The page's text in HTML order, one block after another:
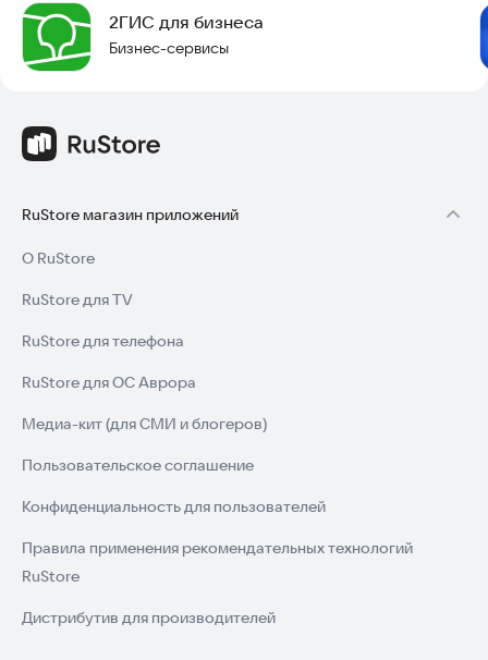
2ГИС для бизнеса
Бизнес-сервисы
RuStore магазин приложений
О RuStore
RuStore для TV
RuStore для телефона
RuStore для ОС Аврора
Медиа-кит (для СМИ и блогеров)
Пользовательское соглашение
Конфиденциальность для пользователей
Правила применения рекомендательных технологий
RuStore
Дистрибутив для производителей